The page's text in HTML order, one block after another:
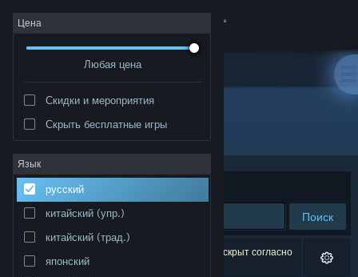
Войти
Сообщество
Информация
Поддержка
Изменить язык
Цена
Любая цена
Скидки и мероприятия
Скрыть бесплатные игры
Язык
русский
китайский (упр.)
китайский (трад.)
японский
Разработчик: Alphaquest Games
Сортировать по
Поиск
Результатов по вашему запросу: 1. 1 продукт скрыт согласно
вашим настройкам.